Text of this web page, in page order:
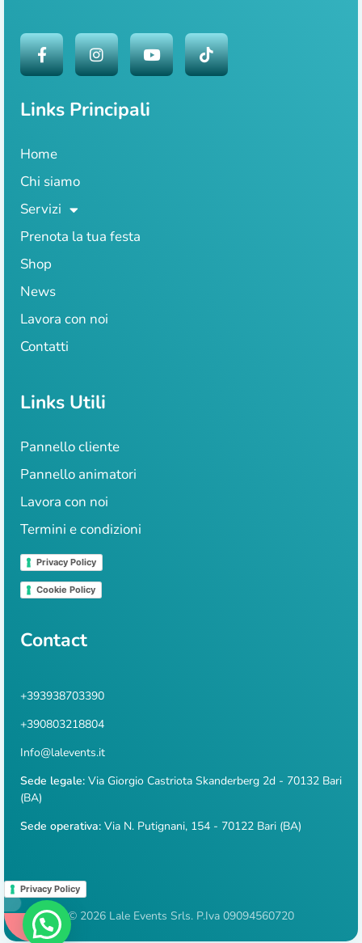
Links Principali
Home
Chi siamo
Servizi
Prenota la tua festa
Shop
News
Lavora con noi
Contatti
Links Utili
Pannello cliente
Pannello animatori
Lavora con noi
Termini e condizioni
Privacy Policy
Cookie Policy
Contact
+393938703390
+390803218804
Info@lalevents.it
Sede legale: Via Giorgio Castriota Skanderberg 2d - 70132 Bari
(BA)
Sede operativa: Via N. Putignani, 154 - 70122 Bari (BA)
Privacy Policy
© 2026 Lale Events Srls. P.Iva 09094560720